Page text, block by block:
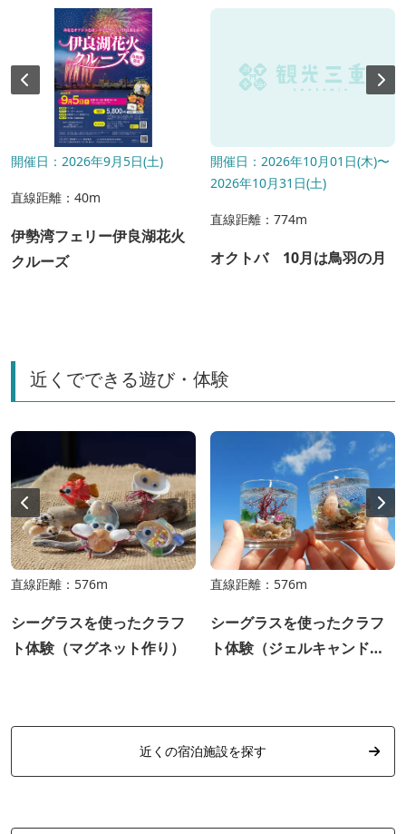
開催日：2026年9月5日(土)
直線距離：40m
伊勢湾フェリー伊良湖花火
クルーズ
開催日：2026年10月01日(木)〜
2026年10月31日(土)
直線距離：774m
オクトバ 10月は鳥羽の月
近くでできる遊び・体験
直線距離：576m
シーグラスを使ったクラフ
ト体験（マグネット作り）
直線距離：576m
シーグラスを使ったクラフ
ト体験（ジェルキャンドル
近くの宿泊施設を探す